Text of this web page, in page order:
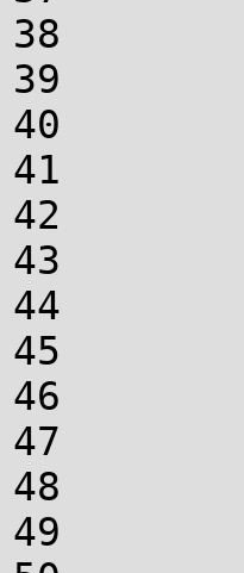
38
39
40
41
42
43
44
45
46
47
48
49